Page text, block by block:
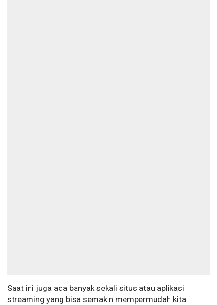
Saat ini juga ada banyak sekali situs atau aplikasi
streaming yang bisa semakin mempermudah kita